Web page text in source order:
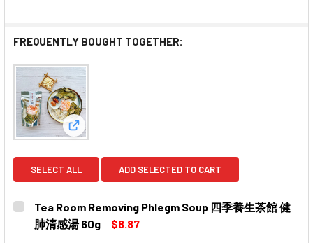
FREQUENTLY BOUGHT TOGETHER:
View: Tea Room Removing Phlegm Soup 四季養
SELECT ALL ADD SELECTED TO CART
Tea Room Removing Phlegm Soup 四季養生茶館 健
肺清感湯 60g
$8.87